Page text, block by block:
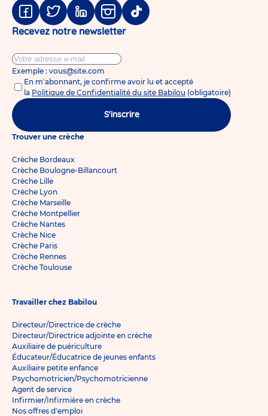
Facebook
TwitterLinkedinInstagram
Tiktok
Recevez notre newsletter
Exemple : vous@site.com
En m'abonnant, je confirme avoir lu et accepté
la Politique de Confidentialité du site Babilou (obligatoire)
S'inscrire
Trouver une crèche
Crèche Bordeaux
Crèche Boulogne-Billancourt
Crèche Lille
Crèche Lyon
Crèche Marseille
Crèche Montpellier
Crèche Nantes
Crèche Nice
Crèche Paris
Crèche Rennes
Crèche Toulouse
Travailler chez Babilou
Directeur/Directrice de crèche
Directeur/Directrice adjointe en crèche
Auxiliaire de puériculture
Éducateur/Éducatrice de jeunes enfants
Auxiliaire petite enfance
Psychomotricien/Psychomotricienne
Agent de service
Infirmier/Infirmière en crèche
Nos offres d'emploi